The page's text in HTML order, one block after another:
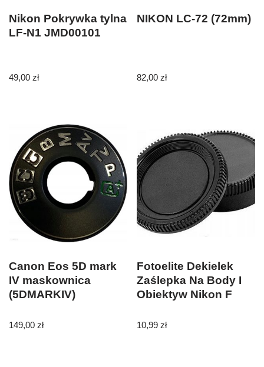
Nikon Pokrywka tylna
LF-N1 JMD00101
49,00 zł
NIKON LC-72 (72mm)
82,00zł
Canon Eos 5D mark
IV maskownica
(5DMARKIV)
149,00 zł
Fotoelite Dekielek
Zaślepka Na Body I
Obiektyw Nikon F
10,99zł